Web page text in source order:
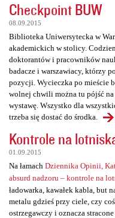
Checkpoint BUW
08.09.2015
Biblioteka Uniwersytecka w
akademickich w stolicy.
doktorantów i pracowników
badacze i warszawiacy, którzy
pozycji. Wycieczka po mieście
wolnej chwili można tu pójść
wystawę. Wszystko dla
trzeba się dostać do środka.
Kontrole na
01.09.2015
Na łamach Dziennika Opinii,
absurd nadzoru – kontrole na
ładowarka, kawałek kabla, but
metalu gdzieś przy ciele, czy
ostrzegawczy i oznacza